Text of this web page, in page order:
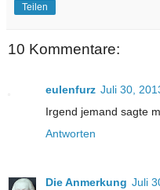
Teilen
10 Kommentare:
eulenfurz Juli 30,
Irgend jemand sagte
Antworten
Die Anmerkung Juli